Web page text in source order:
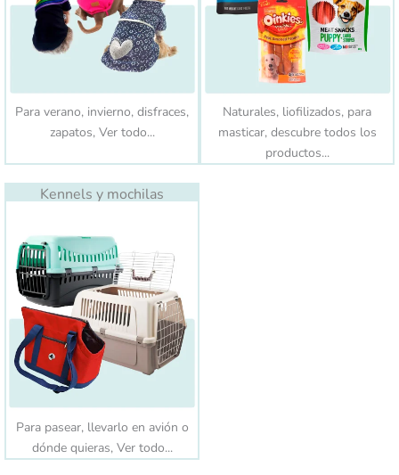
Para verano, invierno, disfraces,
zapatos, Ver todo...
Naturales, liofilizados, para
masticar, descubre todos los
productos...
Kennels y mochilas
Para pasear, llevarlo en avión o
dónde quieras, Ver todo...